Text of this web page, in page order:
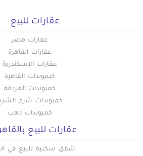
عقارات للبيع
عقارات مصر
عقارات القاهرة
عقارات الاسكندرية
كبموندات القاهرة
كمبوندات الغردقة
كمبوندات شرم
كمبوندات دهب
عقارات للبيع
شقق سكنية للبيع في